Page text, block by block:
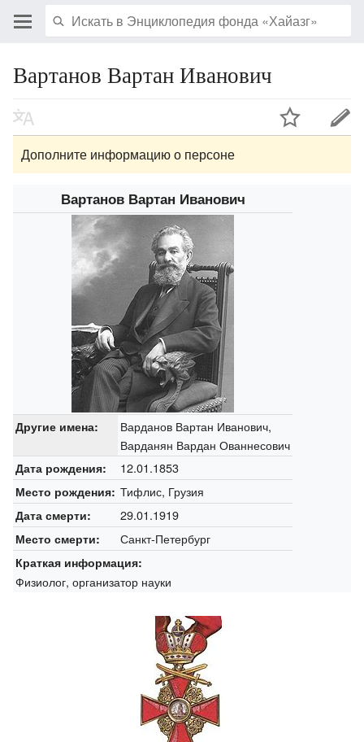
Вартанов Вартан Иванович
Дополните информацию о персоне
Вартанов Вартан Иванович
Другие имена:
Варданов Вартан Иванович,
Варданян Вардан Ованнесович
Дата рождения: 12.01.1853
Место рождения: Тифлис, Грузия
Дата смерти: 29.01.1919
Место смерти: Санкт-Петербург
Краткая информация:
Физиолог, организатор науки